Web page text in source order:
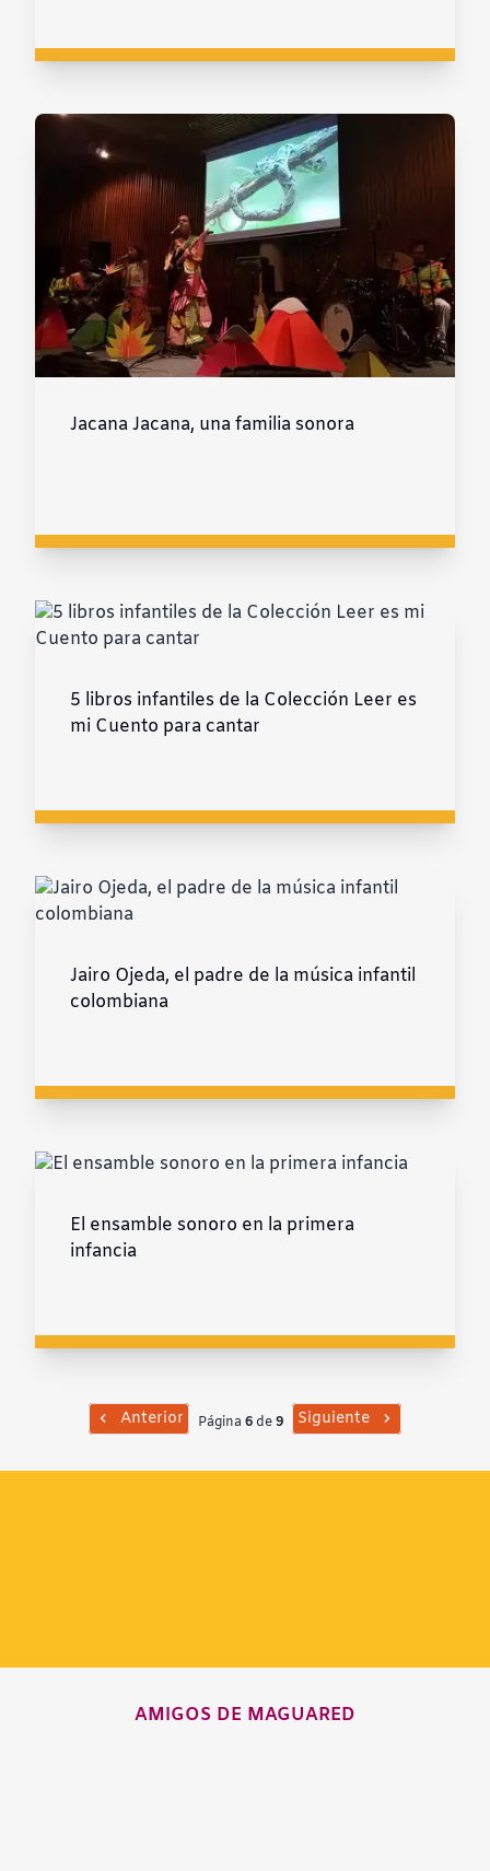
Jacana Jacana, una familia sonora
5 libros infantiles de la Colección Leer es
mi Cuento para cantar
Jairo Ojeda, el padre de la música infantil
colombiana
El ensamble sonoro en la primera
infancia
Anterior Página 6 de9 Siguiente
AMIGOS DE MAGUARED